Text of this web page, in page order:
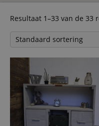
Resultaat 1–33 van de